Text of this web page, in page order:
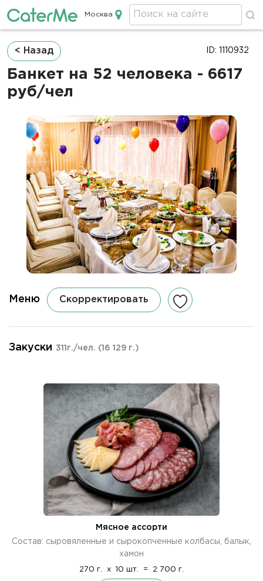
Кейтеринг в Москве
Москва
Строка
навигации
< Назад
Банкет на 52 человека - 6617
руб/чел
ID: 1110932
Меню Скорректировать
Закуски 311г./чел. (16 129 г.)
Мясное ассорти
Состав: сыровяленные и сырокопченные колбасы, балык,
хамон
270 г. x 10 шт. = 2 700 г.